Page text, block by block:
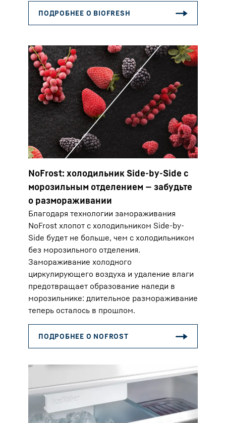
NoFrost: холодильник Side-by-Side с
морозильным отделением — забудьте
о размораживании
Благодаря технологии замораживания
NoFrost хлопот с холодильником Side-by-
Side будет не больше, чем с холодильником
без морозильного отделения.
Замораживание холодного
циркулирующего воздуха и удаление влаги
предотвращает образование наледи в
морозильнике: длительное размораживание
теперь осталось в прошлом.